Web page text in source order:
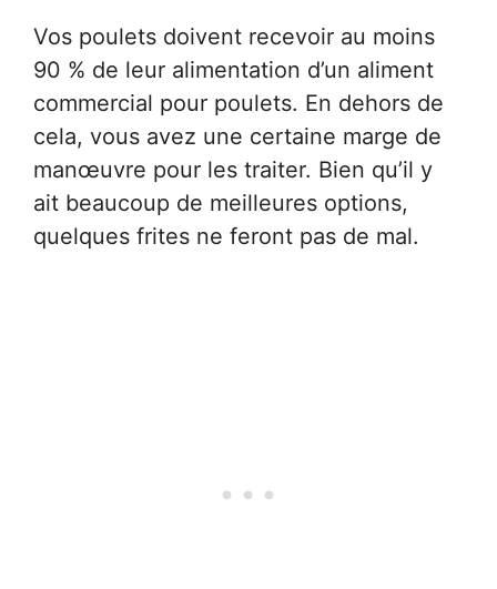
Vos poulets doivent recevoir au moins
90 % de leur alimentation d’un aliment
commercial pour poulets. En dehors de
cela, vous avez une certaine marge de
manœuvre pour les traiter. Bien qu’il y
ait beaucoup de meilleures options,
quelques frites ne feront pas de mal.